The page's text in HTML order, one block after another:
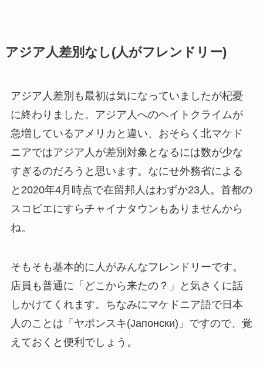
アジア人差別なし(人がフレンドリー)
アジア人差別も最初は気になっていましたが杞憂
に終わりました。アジア人へのヘイトクライムが
急増しているアメリカと違い、おそらく北マケド
ニアではアジア人が差別対象となるには数が少な
すぎるのだろうと思います。なにせ外務省による
と2020年4月時点で在留邦人はわずか23人。首都の
スコピエにすらチャイナタウンもありませんから
ね。
そもそも基本的に人がみんなフレンドリーです。
店員も普通に「どこから来たの？」と気さくに話
しかけてくれます。ちなみにマケドニア語で日本
人のことは「ヤポンスキ(Јапонски)」ですので、覚
えておくと便利でしょう。